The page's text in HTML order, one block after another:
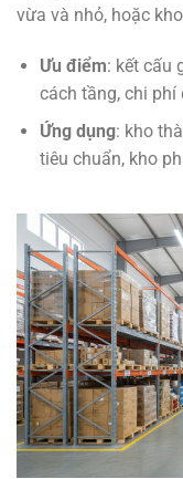
vừa và nhỏ, hoặc
Ưu điểm: kết cấu
cách tầng, chi phí
Ứng dụng: kho
tiêu chuẩn, kho